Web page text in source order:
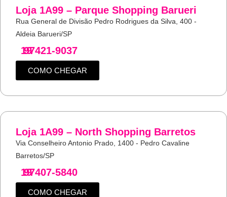
Loja 1A99 – Parque Shopping Barueri
Rua General de Divisão Pedro Rodrigues da Silva, 400 -
Aldeia Barueri/SP
19
97421-9037
COMO CHEGAR
Loja 1A99 – North Shopping Barretos
Via Conselheiro Antonio Prado, 1400 - Pedro Cavaline
Barretos/SP
19
97407-5840
COMO CHEGAR